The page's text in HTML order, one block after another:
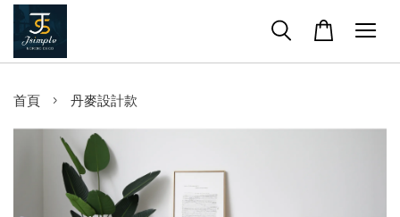
首頁 › 丹麥設計款